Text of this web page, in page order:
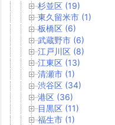
杉並区 (19)
東久留米市 (1)
板橋区 (6)
武蔵野市 (6)
江戸川区 (8)
江東区 (13)
清瀬市 (1)
渋谷区 (34)
港区 (36)
目黒区 (11)
福生市 (1)